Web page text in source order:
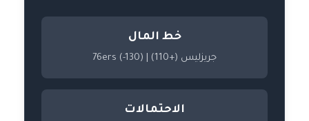
خط المال
جريزليس (+110) | 76ers (-130)
الاحتمالات